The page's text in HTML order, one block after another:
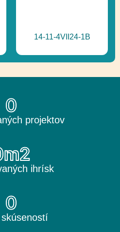
14-11-4VII24-1B
projektov
0
ihrísk
m2
0